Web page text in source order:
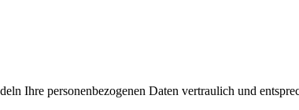
Ihre personenbezogenen Daten vertraulich und